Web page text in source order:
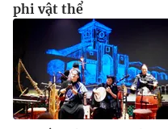
phi vật thể